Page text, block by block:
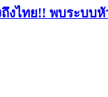
งไทย!! พบระบบหั